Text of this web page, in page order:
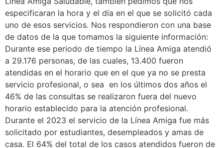
especificaran la hora y el día en el que se solicitó cada
uno de esos servicios. Nos respondieron con una base
de datos de la que tomamos la siguiente información:
Durante ese periodo de tiempo la Línea Amiga atendió
a 29.176 personas, de las cuales, 13.400 fueron
atendidas en el horario que en el que ya no se presta
servicio profesional, o sea en los últimos dos años el
46% de las consultas se realizaron fuera del nuevo
horario establecido para la atención profesional.
Durante el 2023 el servicio de la Línea Amiga fue más
solicitado por estudiantes, desempleados y amas de
casa. El 64% del total de los casos atendidos fueron de